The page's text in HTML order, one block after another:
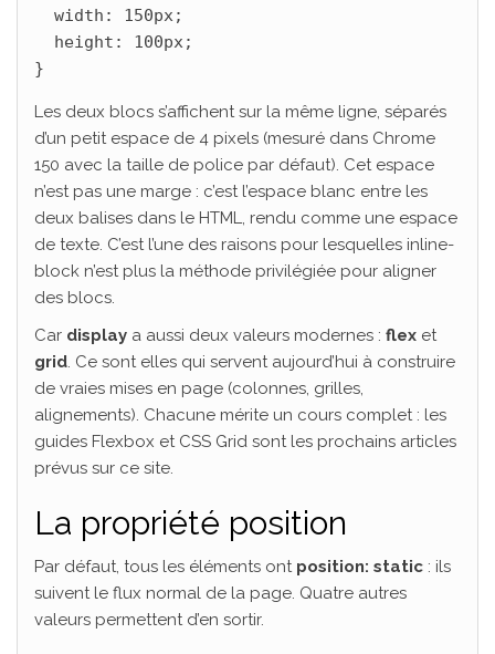
  width: 150px;
  height: 100px;
}
Les deux blocs s’affichent sur la même ligne, séparés
d’un petit espace de 4 pixels (mesuré dans Chrome
150 avec la taille de police par défaut). Cet espace
n’est pas une marge : c’est l’espace blanc entre les
deux balises dans le HTML, rendu comme une espace
de texte. C’est l’une des raisons pour lesquelles inline-
block n’est plus la méthode privilégiée pour aligner
des blocs.
Car display a aussi deux valeurs modernes : flex et
grid. Ce sont elles qui servent aujourd’hui à construire
de vraies mises en page (colonnes, grilles,
alignements). Chacune mérite un cours complet : les
guides Flexbox et CSS Grid sont les prochains articles
prévus sur ce site.
La propriété position
Par défaut, tous les éléments ont position: static : ils
suivent le flux normal de la page. Quatre autres
valeurs permettent d’en sortir.